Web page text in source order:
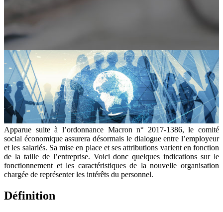
Apparue suite à l’ordonnance Macron n° 2017-1386, le comité
social économique assurera désormais le dialogue entre l’employeur
et les salariés. Sa mise en place et ses attributions varient en fonction
de la taille de l’entreprise. Voici donc quelques indications sur le
fonctionnement et les caractéristiques de la nouvelle organisation
chargée de représenter les intérêts du personnel.
Définition